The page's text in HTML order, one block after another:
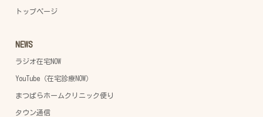
トップページ
NEWS
ラジオ在宅NOW
YouTube（在宅診療NOW）
まつばらホームクリニック便り
タウン通信